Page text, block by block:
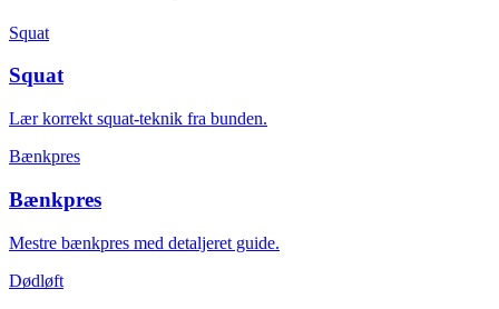
Squat
Squat
Lær korrekt squat-teknik fra bunden.
Bænkpres
Bænkpres
Mestre bænkpres med detaljeret guide.
Dødløft